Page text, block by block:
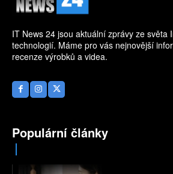
IT News 24 jsou aktuální zprávy ze světa
technologií. Máme pro vás nejnovější
recenze výrobků a videa.
Populární články